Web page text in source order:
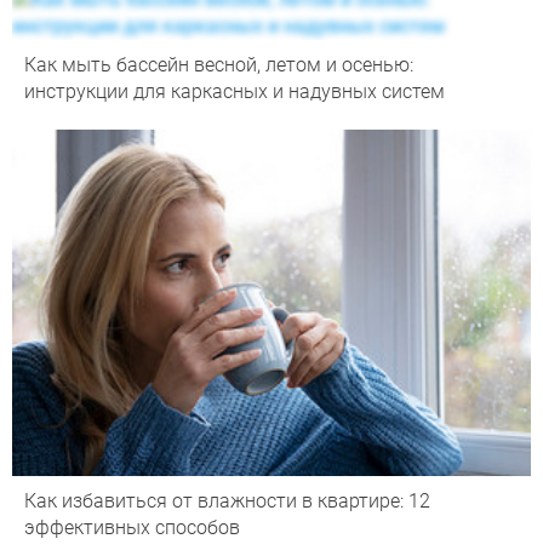
Как мыть бассейн весной, летом и осенью:
инструкции для каркасных и надувных систем
Как избавиться от влажности в квартире: 12
эффективных способов